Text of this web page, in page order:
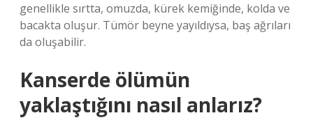
genellikle sırtta, omuzda, kürek kemiğinde, kolda ve
bacakta oluşur. Tümör beyne yayıldıysa, baş ağrıları
da oluşabilir.
Kanserde ölümün
yaklaştığını nasıl anlarız?